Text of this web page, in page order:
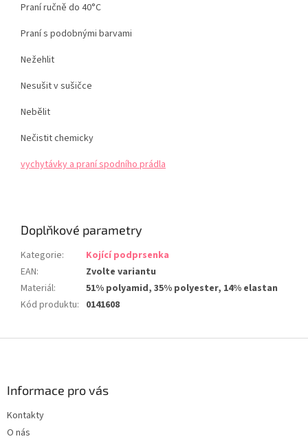
Praní ručně do 40°C
Praní s podobnými barvami
Nežehlit
Nesušit v sušičce
Nebělit
Nečistit chemicky
vychytávky a praní spodního prádla
Doplňkové parametry
Kategorie:
Kojící podprsenka
EAN:
Zvolte variantu
Materiál:
51% polyamid, 35% polyester, 14% elastan
Kód produktu: 0141608
Informace pro vás
Kontakty
O nás